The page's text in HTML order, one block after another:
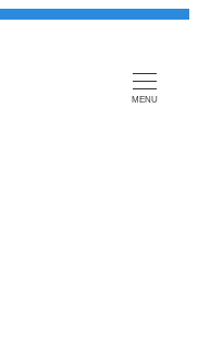
MENU